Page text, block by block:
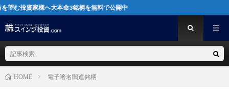
資家様へ大本命3銘柄を無料で公開中
HOME 電子署名関連銘柄